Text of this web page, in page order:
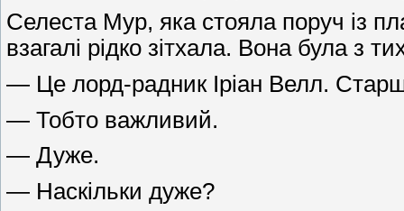
Селеста Мур, яка стояла поруч із
взагалі рідко зітхала. Вона була з
— Це лорд-радник Іріан Велл.
— Тобто важливий.
— Дуже.
— Наскільки дуже?